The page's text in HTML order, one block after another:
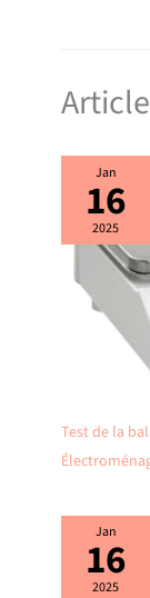
Jan
16
2025
Test de la
Jan
16
2025